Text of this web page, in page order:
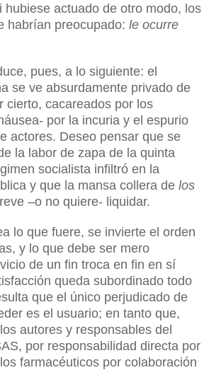
hubiese actuado de otro modo, los
habrían preocupado: le ocurre
pues, a lo siguiente: el
se ve absurdamente privado de
cierto, cacareados por los
por la incuria y el espurio
actores. Deseo pensar que se
la labor de zapa de la quinta
socialista infiltró en la
y que la mansa collera de los
–o no quiere- liquidar.
lo que fuere, se invierte el orden
y lo que debe ser mero
de un fin troca en fin en sí
queda subordinado todo
que el único perjudicado de
es el usuario; en tanto que,
autores y responsables del
por responsabilidad directa por
farmacéuticos por colaboración